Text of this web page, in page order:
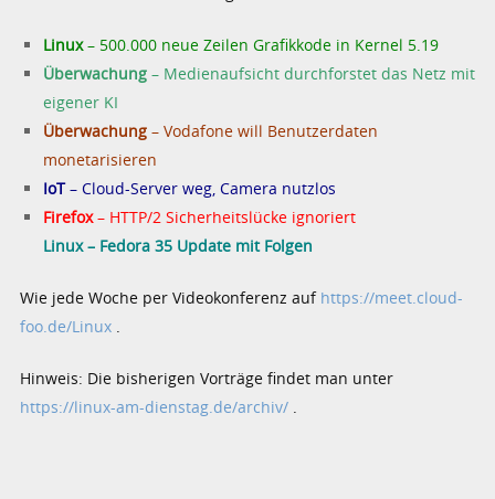
Linux– 500.000 neue Zeilen Grafikkode in Kernel 5.19
Überwachung – Medienaufsicht durchforstet das Netz mit
eigener KI
Überwachung – Vodafone will Benutzerdaten
monetarisieren
IoT– Cloud-Server weg, Camera nutzlos
Firefox– HTTP/2 Sicherheitslücke ignoriert
Linux – Fedora 35 Update mit Folgen
Wie jede Woche per Videokonferenz auf https://meet.cloud-
foo.de/Linux .
Hinweis: Die bisherigen Vorträge findet man unter
https://linux-am-dienstag.de/archiv/ .